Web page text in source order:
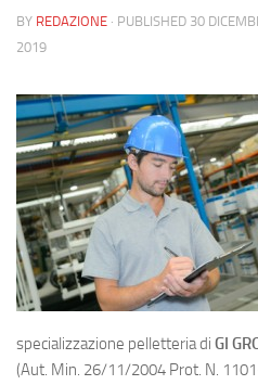
BY REDAZIONE · PUBLISHED 30
2019
specializzazione pelletteria di GI
(Aut. Min. 26/11/2004 Prot. N.